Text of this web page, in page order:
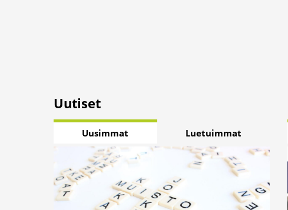
Uutiset
Uusimmat Luetuimmat